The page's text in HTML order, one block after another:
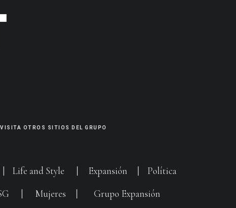
VISITA OTROS SITIOS DEL GRUPO
Life and Style Expansión
Política
Mujeres Grupo Expansión